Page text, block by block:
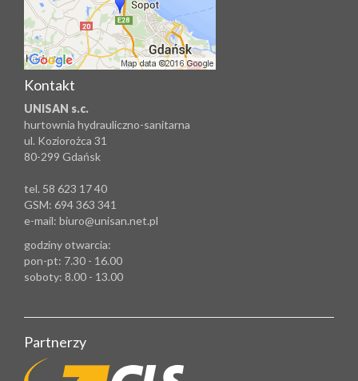
Kontakt
UNISAN s.c.
hurtownia hydrauliczno-sanitarna
ul. Koziorożca 31
80-299 Gdańsk
tel. 58 623 17 40
GSM: 694 363 341
e-mail: biuro@unisan.net.pl
godziny otwarcia:
pon-pt: 7.30 - 16.00
soboty: 8.00 - 13.00
Partnerzy